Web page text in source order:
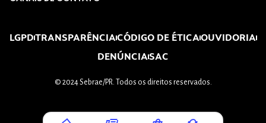
LGPDTRANSPARÊNCIACÓDIGO DE ÉTICAOUVIDORIA
DENÚNCIASAC
© 2024 Sebrae/PR. Todos os direitos reservados.